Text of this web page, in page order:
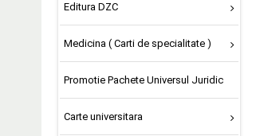
Editura DZC
Medicina ( Carti de specialitate )
Promotie Pachete Universul Juridic
Carte universitara